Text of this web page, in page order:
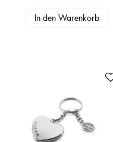
In den Warenkorb